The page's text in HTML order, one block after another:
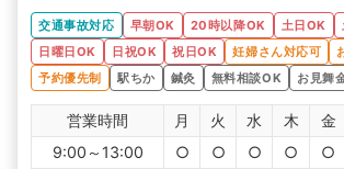
交通事故対応
早朝OK 20時以降OK 土日OK
日曜日OK
日祝OK 祝日OK 妊婦さん対応可
予約優先制
駅ちか 鍼灸 無料相談OK お見舞
営業時間 月 火 水 木 金
9:00～13:00
○ ○ ○ ○ ○